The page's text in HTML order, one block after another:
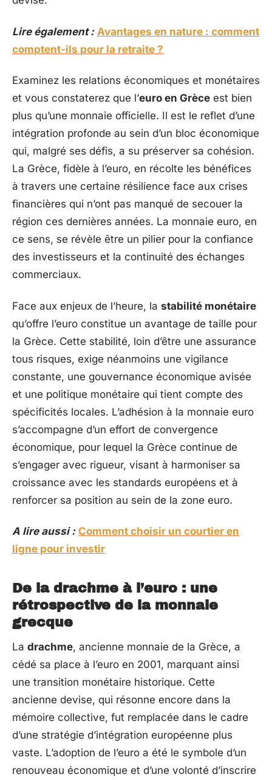
Lire également : Avantages en nature : comment
comptent-ils pour la retraite ?
Examinez les relations économiques et monétaires
et vous constaterez que l’euro en Grèce est bien
plus qu’une monnaie officielle. Il est le reflet d’une
intégration profonde au sein d’un bloc économique
qui, malgré ses défis, a su préserver sa cohésion.
La Grèce, fidèle à l’euro, en récolte les bénéfices
à travers une certaine résilience face aux crises
financières qui n’ont pas manqué de secouer la
région ces dernières années. La monnaie euro, en
ce sens, se révèle être un pilier pour la confiance
des investisseurs et la continuité des échanges
commerciaux.
Face aux enjeux de l’heure, la stabilité monétaire
qu’offre l’euro constitue un avantage de taille pour
la Grèce. Cette stabilité, loin d’être une assurance
tous risques, exige néanmoins une vigilance
constante, une gouvernance économique avisée
et une politique monétaire qui tient compte des
spécificités locales. L’adhésion à la monnaie euro
s’accompagne d’un effort de convergence
économique, pour lequel la Grèce continue de
s’engager avec rigueur, visant à harmoniser sa
croissance avec les standards européens et à
renforcer sa position au sein de la zone euro.
A lire aussi : Comment choisir un courtier en
ligne pour investir
De la drachme à l’euro : une
rétrospective de la monnaie
grecque
La drachme, ancienne monnaie de la Grèce, a
cédé sa place à l’euro en 2001, marquant ainsi
une transition monétaire historique. Cette
ancienne devise, qui résonne encore dans la
mémoire collective, fut remplacée dans le cadre
d’une stratégie d’intégration européenne plus
vaste. L’adoption de l’euro a été le symbole d’un
renouveau économique et d’une volonté d’inscrire